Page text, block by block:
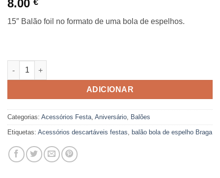
8.00 €
15″ Balão foil no formato de uma bola de espelhos.
Quantidade de Balão Bola de espelhos
ADICIONAR
Categorias: Acessórios Festa Aniversário Balões
Etiquetas: Acessórios descartáveis festas balão bola de espelho Braga